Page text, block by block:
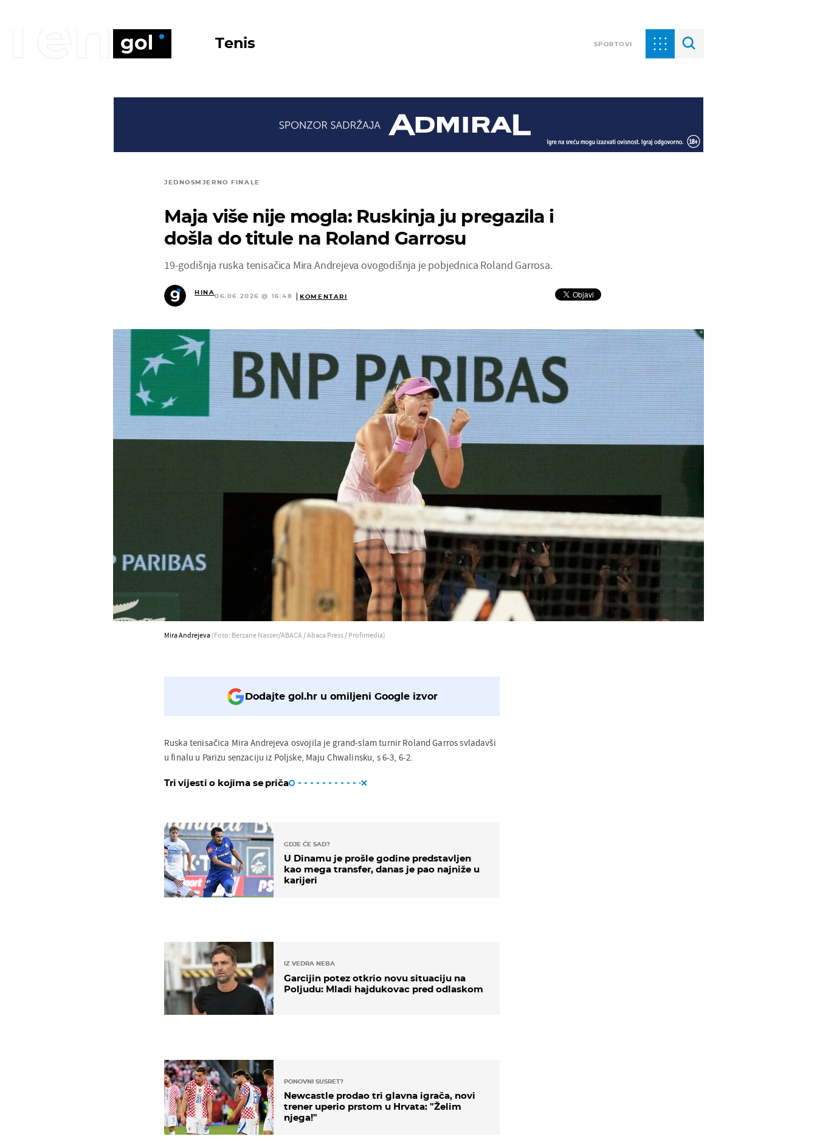
Tenis SPORTOVI
Tenis
JEDNOSMJERNO FINALE
Maja više nije mogla: Ruskinja ju pregazila i
došla do titule na Roland Garrosu
19-godišnja ruska tenisačica Mira Andrejeva ovogodišnja je pobjednica Roland Garrosa.
HINA
06.06.2026 @ 16:48 KOMENTARI
Mira Andrejeva (Foto: Berzane Nasser/ABACA / Abaca Press / Profimedia)
Dodajte gol.hr u omiljeni Google izvor
Ruska tenisačica Mira Andrejeva osvojila je grand-slam turnir Roland Garros svladavši
u finalu u Parizu senzaciju iz Poljske, Maju Chwalinsku, s 6-3, 6-2.
Tri vijesti o kojima se priča
GDJE ĆE SAD?
U Dinamu je prošle godine predstavljen
kao mega transfer, danas je pao najniže u
karijeri
IZ VEDRA NEBA
Garcijin potez otkrio novu situaciju na
Poljudu: Mladi hajdukovac pred odlaskom
PONOVNI SUSRET?
Newcastle prodao tri glavna igrača, novi
trener uperio prstom u Hrvata: "Želim
njega!"